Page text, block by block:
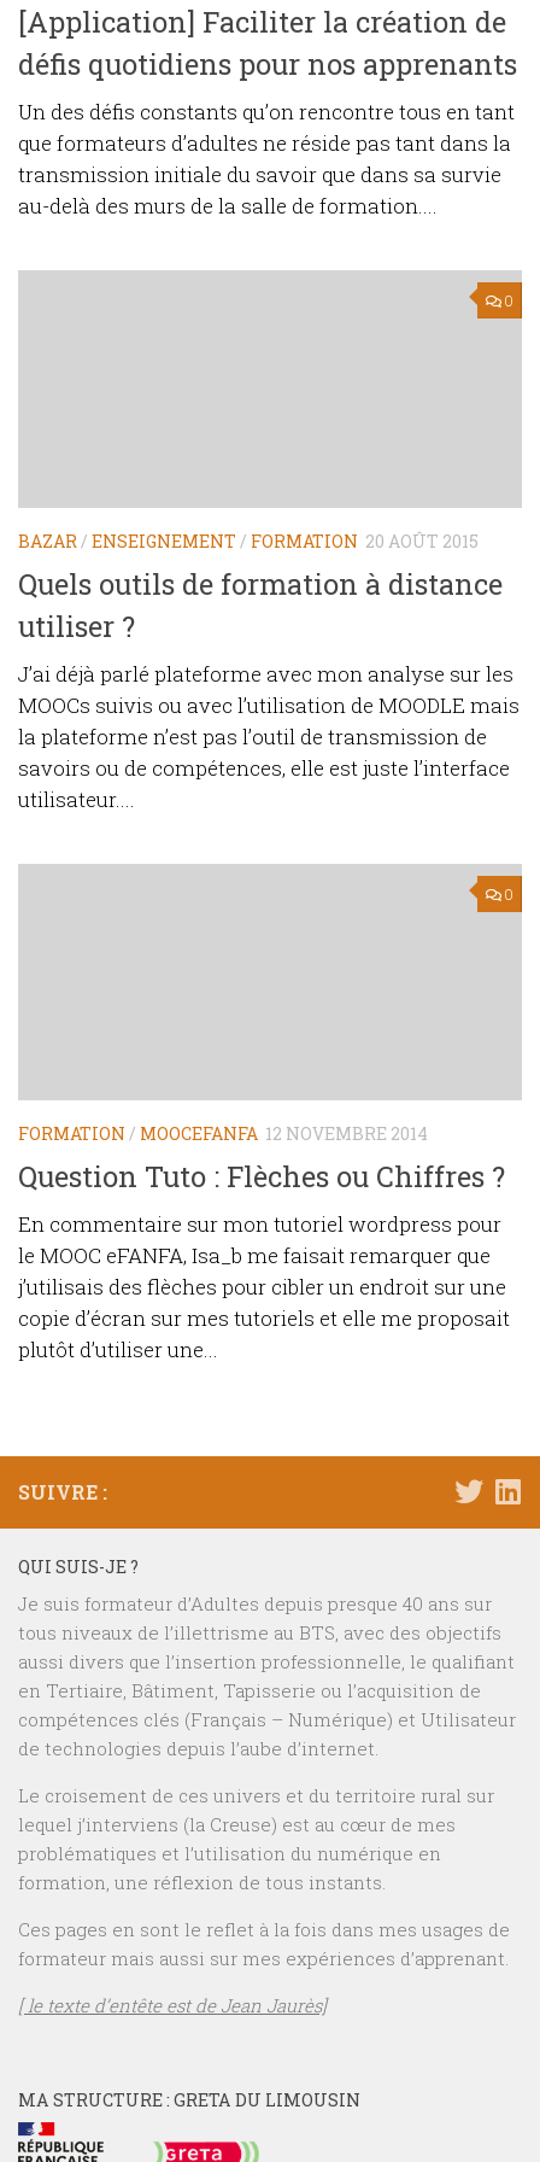
[Application] Faciliter la création de
défis quotidiens pour nos apprenants
Un des défis constants qu’on rencontre tous en tant
que formateurs d’adultes ne réside pas tant dans la
transmission initiale du savoir que dans sa survie
au-delà des murs de la salle de formation....
0
BAZAR/ ENSEIGNEMENT / FORMATION 20 AOÛT 2015
Quels outils de formation à distance
utiliser ?
J’ai déjà parlé plateforme avec mon analyse sur les
MOOCs suivis ou avec l’utilisation de MOODLE mais
la plateforme n’est pas l’outil de transmission de
savoirs ou de compétences, elle est juste l’interface
utilisateur....
0
FORMATION / MOOCEFANFA 12 NOVEMBRE 2014
Question Tuto : Flèches ou Chiffres ?
En commentaire sur mon tutoriel wordpress pour
le MOOC eFANFA, Isa_b me faisait remarquer que
j’utilisais des flèches pour cibler un endroit sur une
copie d’écran sur mes tutoriels et elle me proposait
plutôt d’utiliser une...
SUIVRE :
QUI SUIS-JE ?
Je suis formateur d’Adultes depuis presque 40 ans sur
tous niveaux de l’illettrisme au BTS, avec des objectifs
aussi divers que l’insertion professionnelle, le qualifiant
en Tertiaire, Bâtiment, Tapisserie ou l’acquisition de
compétences clés (Français – Numérique) et Utilisateur
de technologies depuis l’aube d’internet.
Le croisement de ces univers et du territoire rural sur
lequel j’interviens (la Creuse) est au cœur de mes
problématiques et l’utilisation du numérique en
formation, une réflexion de tous instants.
Ces pages en sont le reflet à la fois dans mes usages de
formateur mais aussi sur mes expériences d’apprenant.
[ le texte d’entête est de Jean Jaurès]
MA STRUCTURE : GRETA DU LIMOUSIN